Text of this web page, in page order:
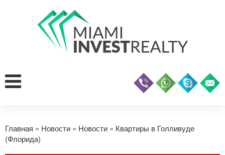
Главная » Новости » Новости » Квартиры в Голливуде
(Флорида)